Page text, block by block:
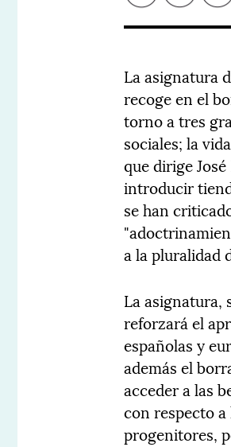
La asignatura
recoge en el
torno a tres
sociales; la
que dirige
introducir
se han
a la pluralidad
La asignatura,
reforzará el
españolas y
además el
acceder a las
con respecto
progenitores,